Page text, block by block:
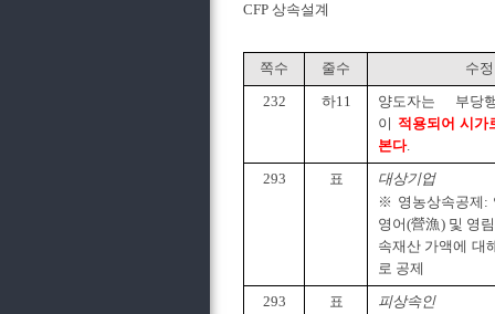
CFP 상속설계
쪽수 줄수
수
232
하11
양도자는 부당
이 적용되어 시가
본다.
293
표
대상기업
※ 영농상속공제:
영어(營漁) 및 영
속재산 가액에 대
로 공제
293
표 피상속인